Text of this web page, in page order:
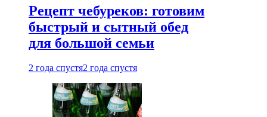
Рецепт чебуреков: готовим
быстрый и сытный обед
для большой семьи
2 года спустя2 года спустя